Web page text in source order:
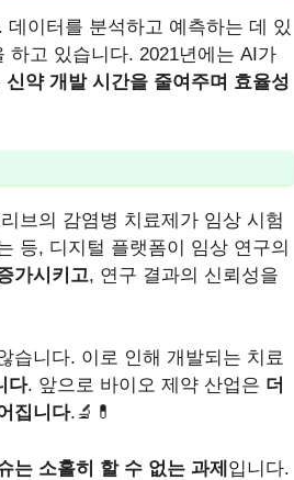
데이터를 분석하고 예측하는 데 있
고 있습니다. 2021년에는 AI가
신약 개발 시간을 줄여주며 효율성
브의 감염병 치료제가 임상 시험
등, 디지털 플랫폼이 임상 연구의
가시키고, 연구 결과의 신뢰성을
습니다. 이로 인해 개발되는 치료
다. 앞으로 바이오 제약 산업은 더
집니다.🔬💊
는 소홀히 할 수 없는 과제 입니다.